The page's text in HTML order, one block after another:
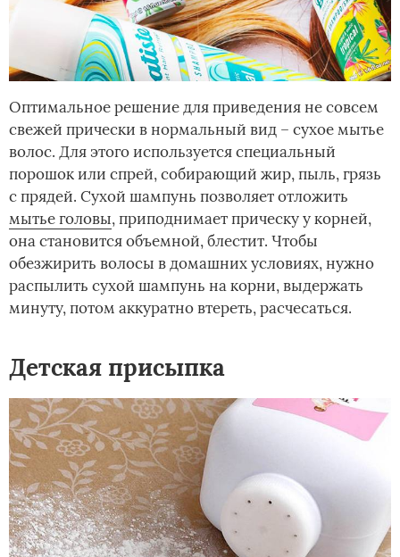
Оптимальное решение для приведения не совсем
свежей прически в нормальный вид – сухое мытье
волос. Для этого используется специальный
порошок или спрей, собирающий жир, пыль, грязь
с прядей. Сухой шампунь позволяет отложить
мытье головы, приподнимает прическу у корней,
она становится объемной, блестит. Чтобы
обезжирить волосы в домашних условиях, нужно
распылить сухой шампунь на корни, выдержать
минуту, потом аккуратно втереть, расчесаться.
Детская присыпка